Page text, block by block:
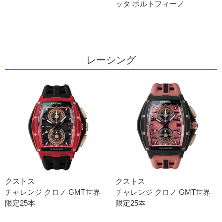
ッタ ポルトフィーノ
レーシング
クストス
チャレンジ クロノ GMT世界
限定25本
クストス
チャレンジ クロノ GMT世界
限定25本